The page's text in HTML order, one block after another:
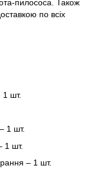
пилососа. Також
по всіх
1 шт.
1 шт.
1 шт.
– 1 шт.